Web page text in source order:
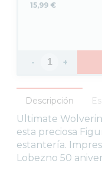
15,99 €
- +
Descripción
Ultimate
esta preciosa
estantería.
Lobezno 50